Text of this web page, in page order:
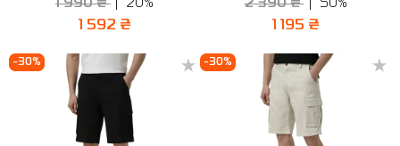
1 990 ₴ 20%
1 592 ₴
2 390 ₴ 50%
1 195 ₴
-30% -30%